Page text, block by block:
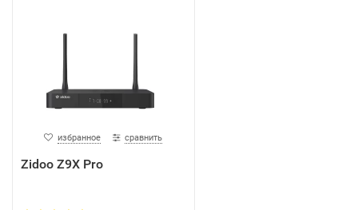
избранное сравнить
Zidoo Z9X Pro